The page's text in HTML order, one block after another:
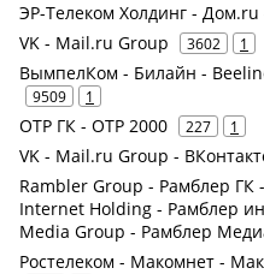
ЭР-Телеком Холдинг - Дом.ru
VK - Mail.ru Group 3602 1
ВымпелКом - Билайн -
9509 1
ОТР ГК - ОТР 2000 227 1
VK - Mail.ru Group -
Rambler Group - Рамблер ГК
Internet Holding - Рамблер
Media Group - Рамблер
Ростелеком - Макомнет -